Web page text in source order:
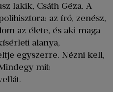
lakik, Csáth Géza. A
az író, zenész,
az élete, és aki maga
alanya,
egyszerre. Nézni kell,
mit: